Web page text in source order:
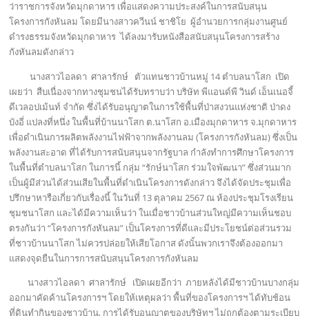
ว่าราชการจังหวัดมุกดาหาร เพื่อแสดงความประสงค์ในการสนับสนุน
โครงการกังหันลม โดยมีนางสาวควีนน์ ชาชิโย ผู้อำนวยการกลุ่มงานศูนย์
ดำรงธรรมจังหวัดมุกดาหาร ได้ลงมารับหนังสือสนับสนุนโครงการสร้าง
กังหันลมดังกล่าว
นางสาวไอลดา ศาลารักษ์ ตัวแทนชาวบ้านหมู่ 14 ตำบลนาโสก เปิด
เผยว่า สืบเนื่องจากทางชุมชนได้รับทราบว่า บริษัท พีแอนด์พี วินด์ เอ็นเนอจี้
ดีเวลอปเม้นท์ จำกัด ซึ่งได้รับอนุญาตในการใช้พื้นที่ป่าสงวนแห่งชาติ ป่าดง
บังอี่ แปลงที่หนึ่ง ในพื้นที่บ้านนาโสก ต.นาโสก อ.เมืองมุกดาหาร จ.มุกดาหาร
เพื่อดำเนินการผลิตพลังงานไฟฟ้าจากพลังงานลม (โครงการกังหันลม) ซึ่งเป็น
พลังงานสะอาด ที่ได้รับการสนับสนุนจากรัฐบาล กำลังทำการศึกษาโครงการ
ในพื้นที่ตำบลนาโสก ในการนี้ กลุ่ม “รักษ์นาโสก ร่วมใจพัฒนา” ซึ่งส่วนมาก
เป็นผู้มีส่วนได้ส่วนเสียในพื้นที่ดำเนินโครงการดังกล่าว จึงได้จัดประชุมเพื่อ
ปรึกษาหารือเกี่ยวกับเรื่องนี้ ในวันที่ 13 ตุลาคม 2567 ณ ห้องประชุมโรงเรียน
ชุมชนาโสก และได้มีความเห็นว่า ในเมื่อชาวบ้านส่วนใหญ่มีความเห็นชอบ
ตรงกันว่า “โครงการกังหันลม” เป็นโครงการที่ดีและมีประโยชน์ต่อส่วนรวม
ที่ชาวบ้านนาโสก ไม่ควรปล่อยให้เสียโอกาส ดังนั้นพวกเราจึงต้องออกมา
แสดงจุดยืนในการการสนับสนุนโครงการกังหันลม
นางสาวไอลดา ศาลารักษ์ เปิดเผยอีกว่า ภายหลังได้มีชาวบ้านบางกลุ่ม
ออกมาคัดค้านโครงการฯ โดยให้เหตุผลว่า พื้นที่ของโครงการฯ ได้ทับช้อน
ที่ดินทำกินของชาวบ้าน, การได้รับอนุญาตของบริษัทฯ ไม่ถูกต้องตามระเบียบ